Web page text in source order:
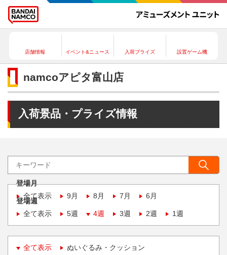
店舗情報 イベント&ニュース 入荷プライズ 設置ゲーム機
namcoアピタ富山店
入荷景品・プライズ情報
登場月
全て表示
9月 8月 7月 6月
登場週
全て表示
5週 4週 3週 2週 1週
全て表示 ぬいぐるみ・クッション